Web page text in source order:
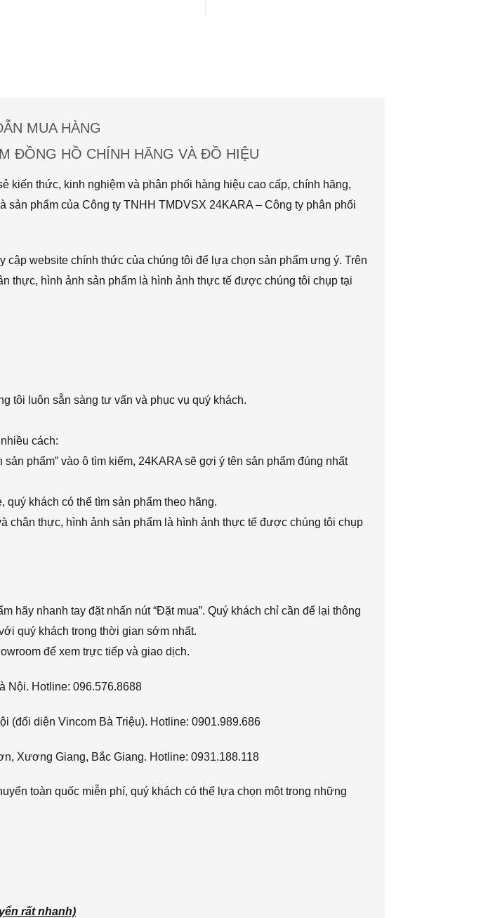
MUA HÀNG
ĐỒNG HỒ CHÍNH HÃNG VÀ ĐỒ HIỆU
kiến thức, kinh nghiệm và phân phối hàng hiệu cao cấp, chính hãng,
phẩm của Công ty TNHH TMDVSX 24KARA – Công ty phân phối
website chính thức của chúng tôi để lựa chọn sản phẩm ưng ý. Trên
thực, hình ảnh sản phẩm là hình ảnh thực tế được chúng tôi chụp tại
tôi luôn sẵn sàng tư vấn và phục vụ quý khách.
cách:
phẩm” vào ô tìm kiếm, 24KARA sẽ gợi ý tên sản phẩm đúng nhất
quý khách có thể tìm sản phẩm theo hãng.
chân thực, hình ảnh sản phẩm là hình ảnh thực tế được chúng tôi chụp
hãy nhanh tay đặt nhấn nút “Đặt mua”. Quý khách chỉ cần để lại thông
quý khách trong thời gian sớm nhất.
để xem trực tiếp và giao dịch.
Nội. Hotline: 096.576.8688
(đối diện Vincom Bà Triệu). Hotline: 0901.989.686
Xương Giang, Bắc Giang. Hotline: 0931.188.118
toàn quốc miễn phí, quý khách có thể lựa chọn một trong những
rất nhanh)